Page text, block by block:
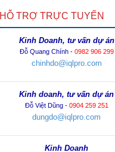
HỖ TRỢ TRỰC TUYẾN
Kinh Doanh, tư vấn dự án
Đỗ Quang Chính - 0982 906 299
chinhdo@iqlpro.com
Kinh doanh, tư vấn dự án
Đỗ Việt Dũng - 0904 259 251
dungdo@iqlpro.com
Kinh Doanh